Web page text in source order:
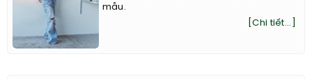
mẫu.
[Chi tiết...]